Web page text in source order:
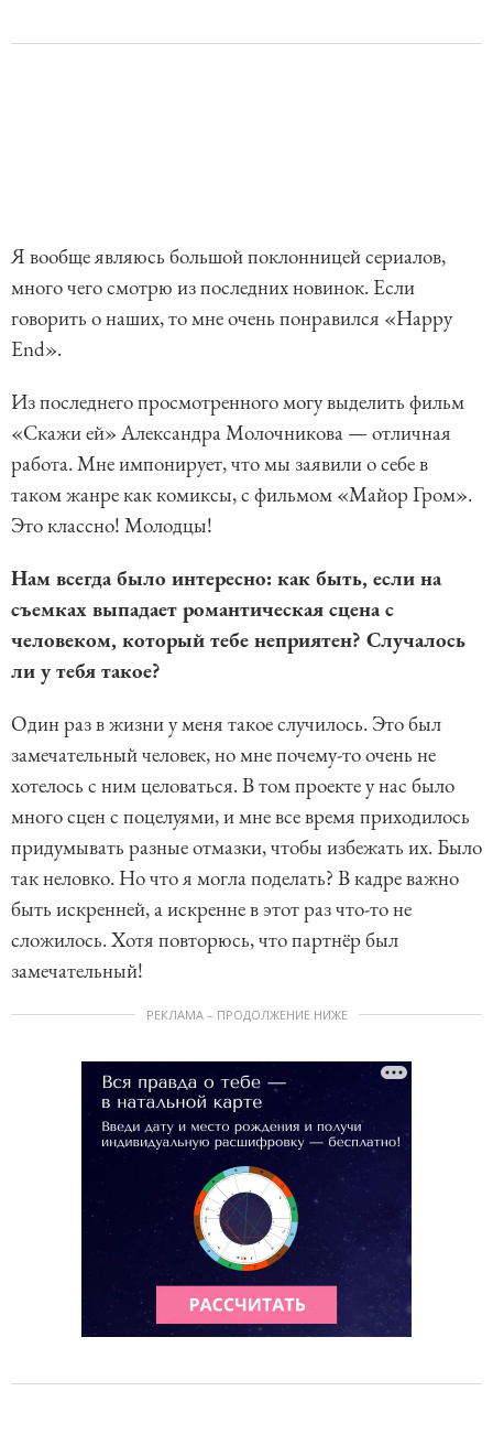
Я вообще являюсь большой поклонницей сериалов,
много чего смотрю из последних новинок. Если
говорить о наших, то мне очень понравился «Happy
End».
Из последнего просмотренного могу выделить фильм
«Скажи ей» Александра Молочникова — отличная
работа. Мне импонирует, что мы заявили о себе в
таком жанре как комиксы, с фильмом «Майор Гром».
Это классно! Молодцы!
Нам всегда было интересно: как быть, если на
съемках выпадает романтическая сцена с
человеком, который тебе неприятен? Случалось
ли у тебя такое?
Один раз в жизни у меня такое случилось. Это был
замечательный человек, но мне почему-то очень не
хотелось с ним целоваться. В том проекте у нас было
много сцен с поцелуями, и мне все время приходилось
придумывать разные отмазки, чтобы избежать их. Было
так неловко. Но что я могла поделать? В кадре важно
быть искренней, а искренне в этот раз что-то не
сложилось. Хотя повторюсь, что партнёр был
замечательный!
РЕКЛАМА – ПРОДОЛЖЕНИЕ НИЖЕ